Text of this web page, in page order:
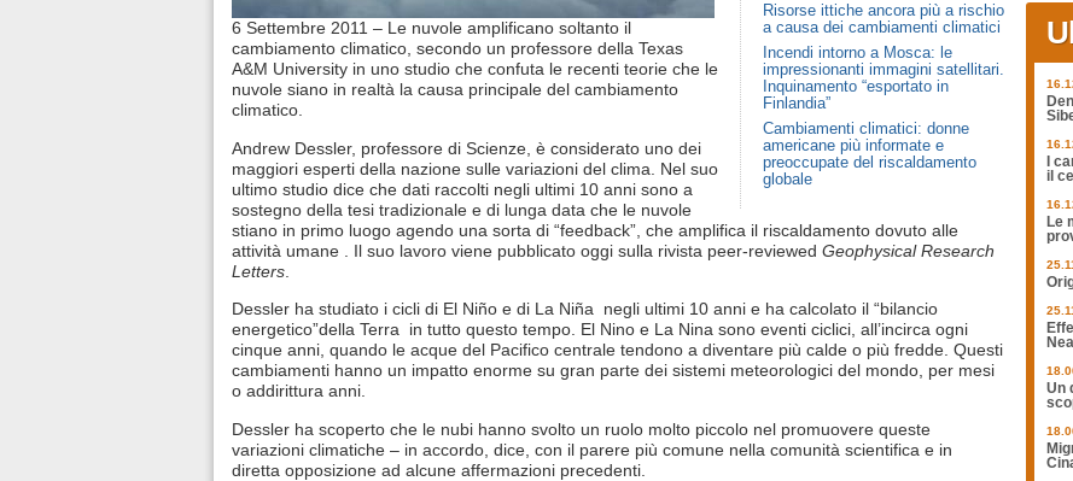
Risorse ittiche ancora più a rischio
a causa dei cambiamenti climatici
Incendi intorno a Mosca: le
impressionanti immagini satellitari.
Inquinamento “esportato in
Finlandia”
Cambiamenti climatici: donne
americane più informate e
preoccupate del riscaldamento
globale
6 Settembre 2011 – Le nuvole amplificano soltanto il
cambiamento climatico, secondo un professore della Texas
A&M University in uno studio che confuta le recenti teorie che le
nuvole siano in realtà la causa principale del cambiamento
climatico.
Andrew Dessler, professore di Scienze, è considerato uno dei
maggiori esperti della nazione sulle variazioni del clima. Nel suo
ultimo studio dice che dati raccolti negli ultimi 10 anni sono a
sostegno della tesi tradizionale e di lunga data che le nuvole
stiano in primo luogo agendo una sorta di “feedback”, che amplifica il riscaldamento dovuto alle
attività umane . Il suo lavoro viene pubblicato oggi sulla rivista peer-reviewed Geophysical Research
Letters
Dessler ha studiato i cicli di El Niño e di La Niña negli ultimi 10 anni e ha calcolato il “bilancio
energetico”della Terra in tutto questo tempo. El Nino e La Nina sono eventi ciclici, all’incirca ogni
cinque anni, quando le acque del Pacifico centrale tendono a diventare più calde o più fredde. Questi
cambiamenti hanno un impatto enorme su gran parte dei sistemi meteorologici del mondo, per mesi
o addirittura anni.
Dessler ha scoperto che le nubi hanno svolto un ruolo molto piccolo nel promuovere queste
variazioni climatiche – in accordo, dice, con il parere più comune nella comunità scientifica e in
diretta opposizione ad alcune affermazioni precedenti.
I
il
Le
Un